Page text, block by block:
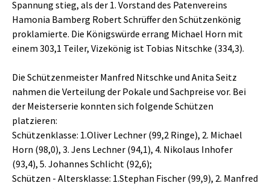
Spannung stieg, als der 1. Vorstand des Patenvereins
Hamonia Bamberg Robert Schrüffer den Schützenkönig
proklamierte. Die Königswürde errang Michael Horn mit
einem 303,1 Teiler, Vizekönig ist Tobias Nitschke (334,3).
Die Schützenmeister Manfred Nitschke und Anita Seitz
nahmen die Verteilung der Pokale und Sachpreise vor. Bei
der Meisterserie konnten sich folgende Schützen
platzieren:
Schützenklasse: 1.Oliver Lechner (99,2 Ringe), 2. Michael
Horn (98,0), 3. Jens Lechner (94,1), 4. Nikolaus Inhofer
(93,4), 5. Johannes Schlicht (92,6);
Schützen - Altersklasse: 1.Stephan Fischer (99,9), 2. Manfred